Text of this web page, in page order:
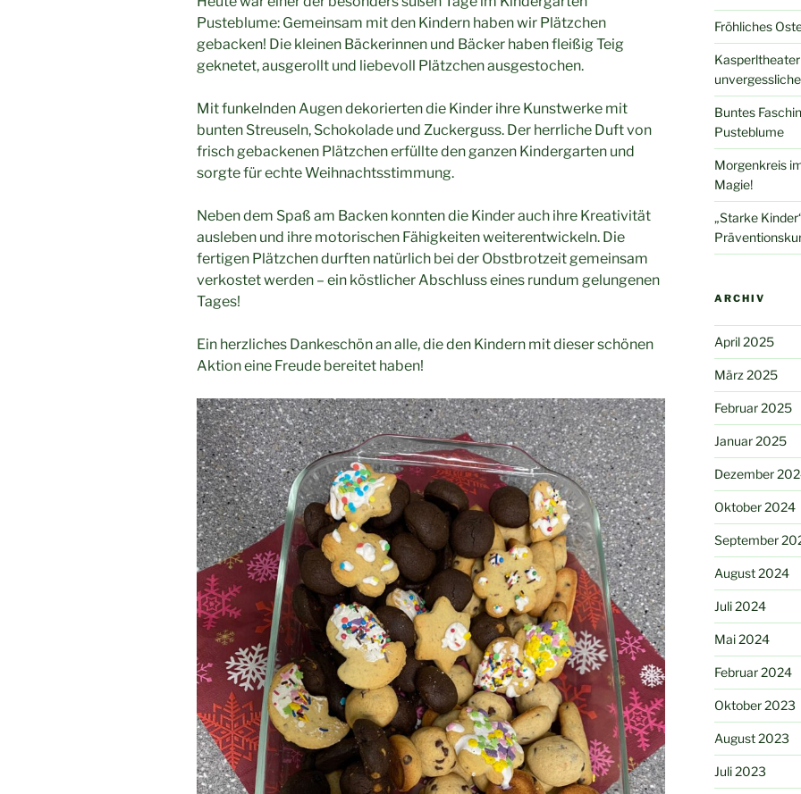
Pusteblume: Gemeinsam mit den Kindern haben wir Plätzchen
gebacken! Die kleinen Bäckerinnen und Bäcker haben fleißig Teig
geknetet, ausgerollt und liebevoll Plätzchen ausgestochen.
Mit funkelnden Augen dekorierten die Kinder ihre Kunstwerke mit
bunten Streuseln, Schokolade und Zuckerguss. Der herrliche Duft von
frisch gebackenen Plätzchen erfüllte den ganzen Kindergarten und
sorgte für echte Weihnachtsstimmung.
Neben dem Spaß am Backen konnten die Kinder auch ihre Kreativität
ausleben und ihre motorischen Fähigkeiten weiterentwickeln. Die
fertigen Plätzchen durften natürlich bei der Obstbrotzeit gemeinsam
verkostet werden – ein köstlicher Abschluss eines rundum gelungenen
Tages!
Ein herzliches Dankeschön an alle, die den Kindern mit dieser schönen
Aktion eine Freude bereitet haben!
Fröhliches
Buntes
Pusteblume
Morgenkreis
Magie!
„Starke
ARCHIV
April 2025
März 2025
Februar 2025
Januar 2025
Dezember
Oktober 2024
September
August 2024
Juli 2024
Mai 2024
Februar 2024
Oktober 2023
August 2023
Juli 2023